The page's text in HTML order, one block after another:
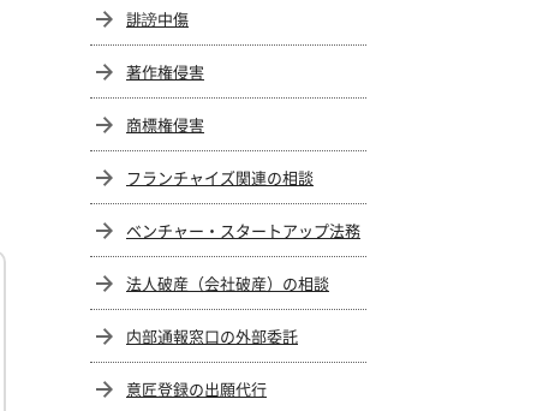
誹謗中傷
著作権侵害
商標権侵害
フランチャイズ関連の相談
ベンチャー・スタートアップ法務
法人破産（会社破産）の相談
内部通報窓口の外部委託
意匠登録の出願代行